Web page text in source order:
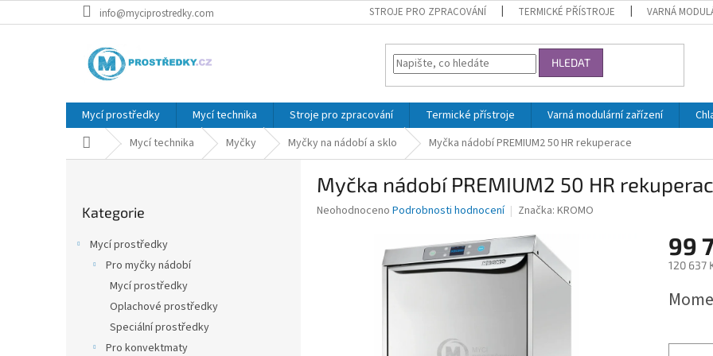
na
info@myciprostredky.com STROJE PRO ZPRACOVÁNÍ TERMICKÉ PŘÍSTROJE VARNÁ
HLEDAT
Mycí prostředky Mycí technika Stroje pro zpracování Termické přístroje Varná modulární zařízení
Domů Mycí technika Myčky Myčky na nádobí a sklo Myčka nádobí PREMIUM2 50 HR rekuperace
kategorie
Kategorie
Mycí prostředky
Pro myčky nádobí
Mycí prostředky
Oplachové prostředky
Speciální prostředky
Pro konvektmaty
Myčka nádobí PREMIUM2 50 HR
Průměrné
Neohodnoceno Podrobnosti hodnocení Značka: KROMO
99
120 637
cena: